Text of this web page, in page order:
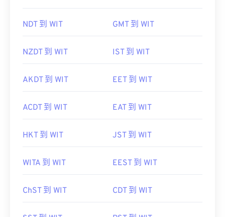
NDT 到 WIT GMT 到 WIT
NZDT 到 WIT IST 到 WIT
AKDT 到 WIT EET 到 WIT
ACDT 到 WIT EAT 到 WIT
HKT 到 WIT JST 到 WIT
WITA 到 WIT EEST 到 WIT
ChST 到 WIT CDT 到 WIT